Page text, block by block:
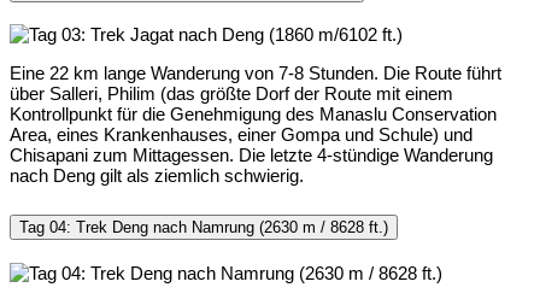
Eine 22 km lange Wanderung von 7-8 Stunden. Die Route führt
über Salleri, Philim (das größte Dorf der Route mit einem
Kontrollpunkt für die Genehmigung des Manaslu Conservation
Area, eines Krankenhauses, einer Gompa und Schule) und
Chisapani zum Mittagessen. Die letzte 4-stündige Wanderung
nach Deng gilt als ziemlich schwierig.
Tag 04: Trek Deng nach Namrung (2630 m / 8628 ft.)